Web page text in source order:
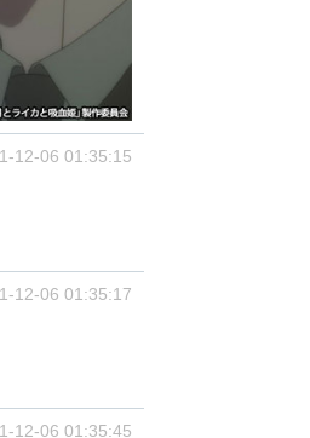
12-06 01:35:15
12-06 01:35:17
12-06 01:35:45